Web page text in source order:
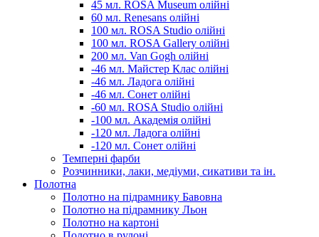
45 мл. ROSA Museum олійні
60 мл. Renesans олійні
100 мл. ROSA Studio олійні
100 мл. ROSA Gallery олійні
200 мл. Van Gogh олійні
-46 мл. Майстер Клас олійні
-46 мл. Ладога олійні
-46 мл. Сонет олійні
-60 мл. ROSA Studio олійні
-100 мл. Академія олійні
-120 мл. Ладога олійні
-120 мл. Сонет олійні
Темперні фарби
Розчинники, лаки, медіуми, сикативи та ін.
Полотна
Полотно на підрамнику Бавовна
Полотно на підрамнику Льон
Полотно на картоні